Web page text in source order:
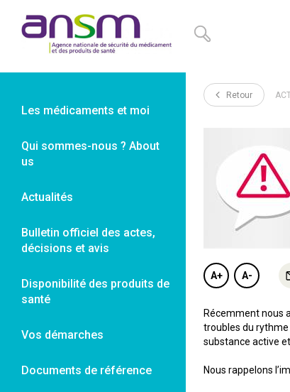
Les médicaments et moi
Qui sommes-nous ? About
us
Actualités
Bulletin officiel des actes,
décisions et avis
Disponibilité des produits de
santé
Vos démarches
Documents de référence
Retour
A+ A-
Récemment nous
troubles du rythme
substance active
Nous rappelons